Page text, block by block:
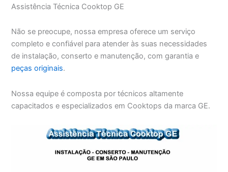
Assistência Técnica Cooktop GE
Não se preocupe, nossa empresa oferece um serviço
completo e confiável para atender às suas necessidades
de instalação, conserto e manutenção, com garantia e
peças originais.
Nossa equipe é composta por técnicos altamente
capacitados e especializados em Cooktops da marca GE.